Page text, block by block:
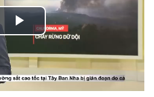
Play
Video